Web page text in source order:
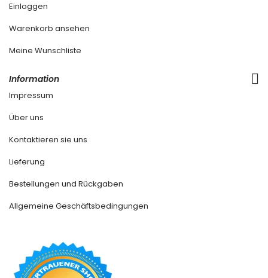
Einloggen
Warenkorb ansehen
Meine Wunschliste
Information
Impressum
Über uns
Kontaktieren sie uns
Lieferung
Bestellungen und Rückgaben
Allgemeine Geschäftsbedingungen